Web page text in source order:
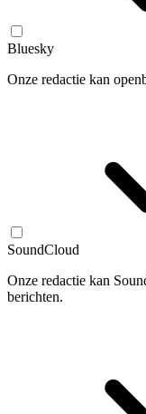
Bluesky
Onze redactie kan
SoundCloud
Onze redactie kan
berichten.